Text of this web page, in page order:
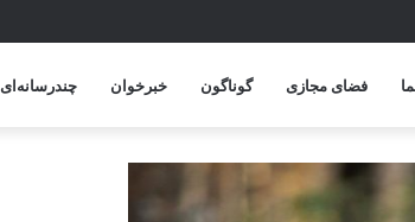
ایران
فضای مجازی گوناگون خبرخوان چندرسانه‌ای